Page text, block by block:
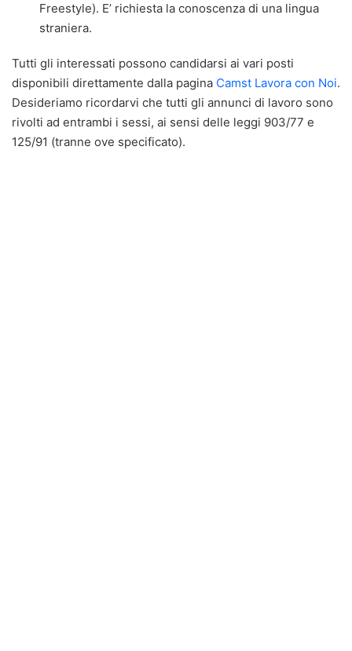
Freestyle). E’ richiesta la conoscenza di una lingua
straniera.
Tutti gli interessati possono candidarsi ai vari posti
disponibili direttamente dalla pagina Camst Lavora con Noi.
Desideriamo ricordarvi che tutti gli annunci di lavoro sono
rivolti ad entrambi i sessi, ai sensi delle leggi 903/77 e
125/91 (tranne ove specificato).